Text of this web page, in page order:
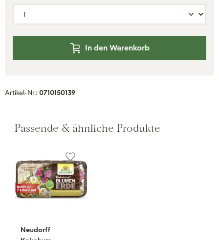
In den Warenkorb
Artikel-Nr.: 0710150139
Passende & ähnliche Produkte
Neudorff